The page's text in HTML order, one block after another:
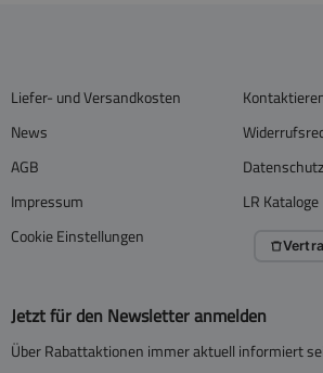
Liefer- und Versandkosten
News
AGB
Impressum
Cookie Einstellungen
LR Kataloge
Jetzt für den Newsletter anmelden
Über Rabattaktionen immer aktuell informiert